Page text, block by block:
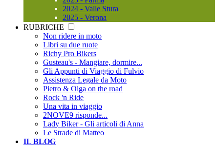
2024 - Valle Stura
2025 - Verona
RUBRICHE
Non ridere in moto
Libri su due ruote
Richy Pro Bikers
Gusteau's - Mangiare, dormire...
Gli Appunti di Viaggio di Fulvio
Assistenza Legale da Moto
Pietro & Olga on the road
Rock 'n Ride
Una vita in viaggio
2NOVE9 risponde...
Lady Biker - Gli articoli di Anna
Le Strade di Matteo
IL BLOG